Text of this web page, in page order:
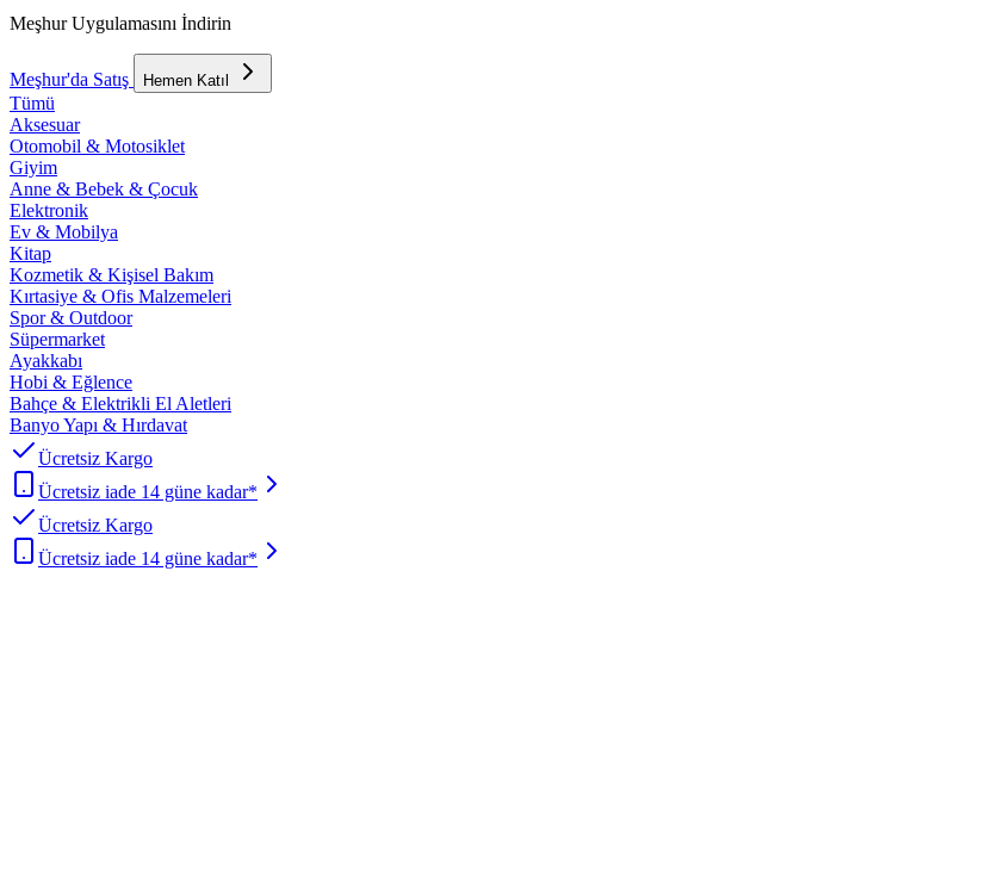
Meşhur Uygulamasını İndirin
Meşhur'da Satış Hemen Katıl
Tümü
Aksesuar
Otomobil & Motosiklet
Giyim
Anne & Bebek & Çocuk
Elektronik
Ev & Mobilya
Kitap
Kozmetik & Kişisel Bakım
Kırtasiye & Ofis Malzemeleri
Spor & Outdoor
Süpermarket
Ayakkabı
Hobi & Eğlence
Bahçe & Elektrikli El Aletleri
Banyo Yapı & Hırdavat
Ücretsiz Kargo
Ücretsiz iade 14 güne kadar*
Ücretsiz Kargo
Ücretsiz iade 14 güne kadar*